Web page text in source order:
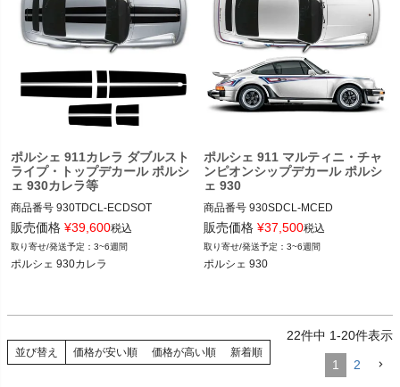
ポルシェ 911カレラ ダブルスト
ライプ・トップデカール ポルシ
ェ 930カレラ等
商品番号 930TDCL-ECDSOT
12ADS SKU: 無
EXCLUSIVE CONTOURED DOUBLE
STRIPES OVER THE TOP
販売価格 ¥39,600税込
3~6週間
ポルシェ 930カレラ
ポルシェ 911 マルティニ・チャ
ンピオンシップデカール ポルシ
ェ 930
商品番号 930SDCL-MCED
12ADS SKU: 無
MARTINI CHAMPIONSHIP EDITION D
ECALS
販売価格 ¥37,500税込
3~6週間
並び替え 価格が安い順 価格が高い順 新着順
22件中 1-20件表示
1 2